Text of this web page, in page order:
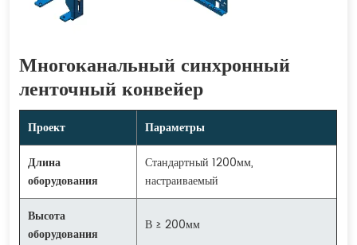
Многоканальный синхронный
ленточный конвейер
Проект
Параметры
Длина
оборудования
Стандартный 1200мм,
настраиваемый
Высота
оборудования
В ≥ 200мм